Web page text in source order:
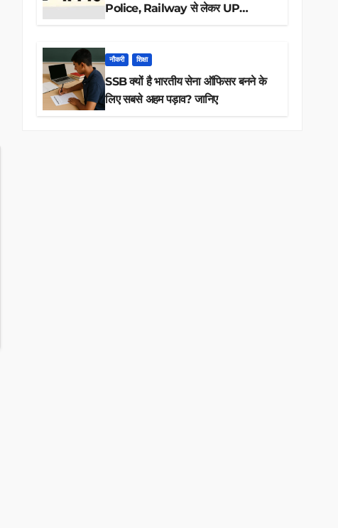
Police, Railway से लेकर UP
नौकरी शिक्षा
SSB क्यों है भारतीय सेना ऑफिसर बनने के
लिए सबसे अहम पड़ाव? जानिए